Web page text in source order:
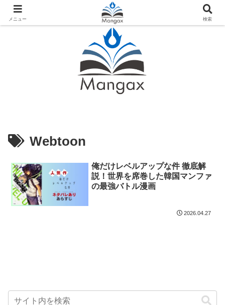
人気おすすめ漫画紹介ならMangax（マンガックス）
Webtoon
俺だけレベルアップな件 徹底解
説！世界を席巻した韓国マンファ
の最強バトル漫画
2026.04.27
メニュー 検索